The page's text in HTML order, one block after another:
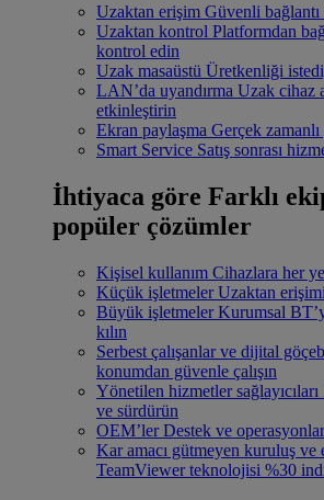
Uzaktan erişim Güvenli
Uzaktan kontrol Platformdan
kontrol edin
Uzak masaüstü Üretkenliği
LAN’da uyandırma Uzak cihaz
etkinleştirin
Ekran paylaşma Gerçek
Smart Service Satış sonrası
İhtiyaca göre Farklı
popüler çözümler
Kişisel kullanım Cihazlara her
Küçük işletmeler Uzaktan
Büyük işletmeler Kurumsal
kılın
Serbest çalışanlar ve dijital
konumdan güvenle çalışın
Yönetilen hizmetler sağlayıcıları
ve sürdürün
OEM’ler Destek ve
Kar amacı gütmeyen kuruluş ve
TeamViewer teknolojisi %30